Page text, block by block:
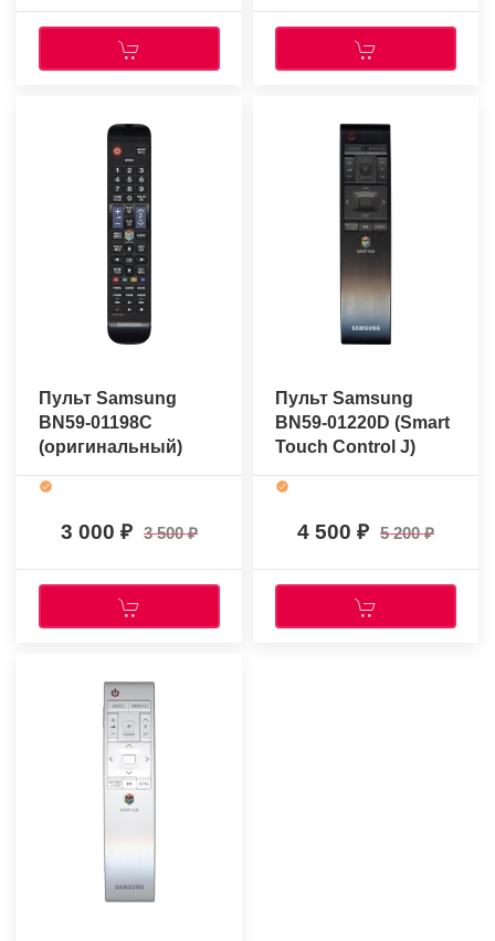
Пульт Samsung
BN59-01198C
(оригинальный)
3 000 3 500
Пульт Samsung
BN59-01220D (Smart
Touch Control J)
(оригинальный)
4 500 5 200